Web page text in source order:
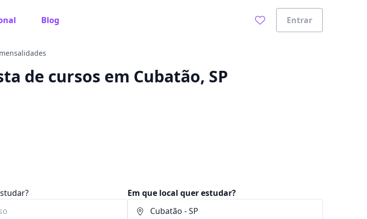
Blog Entrar
para seus estudos
de cursos em Cubatão, SP
Em que local quer estudar?